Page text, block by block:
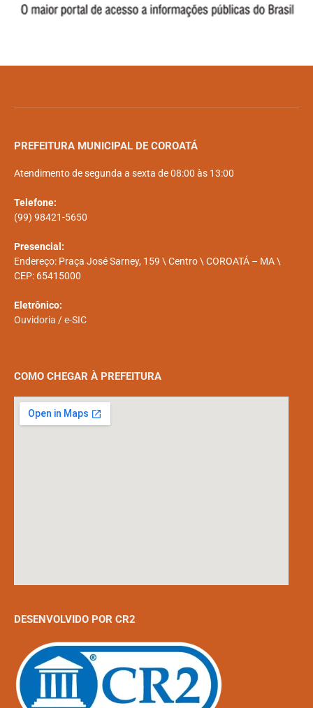
PREFEITURA MUNICIPAL DE COROATÁ
Atendimento de segunda a sexta de 08:00 às 13:00
Telefone:
(99) 98421-5650
Presencial:
Endereço: Praça José Sarney, 159 \ Centro \ COROATÁ – MA \
CEP: 65415000
Eletrônico:
Ouvidoria /e-SIC
COMO CHEGAR À PREFEITURA
DESENVOLVIDO POR CR2